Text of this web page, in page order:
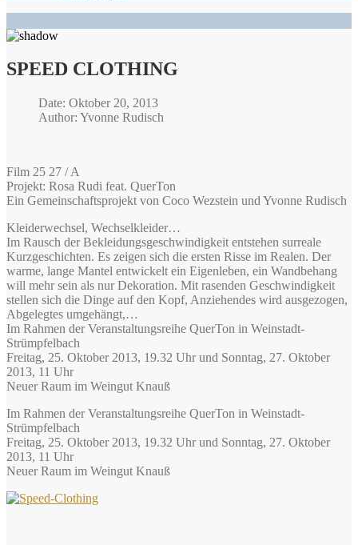
SPEED CLOTHING
Date: Oktober 20, 2013
Author: Yvonne Rudisch
Film 25 27 / A
Projekt: Rosa Rudi feat. QuerTon
Ein Gemeinschaftsprojekt von Coco Wezstein und Yvonne Rudisch
Kleiderwechsel, Wechselkleider…
Im Rausch der Bekleidungsgeschwindigkeit entstehen surreale
Kurzgeschichten. Es zeigen sich die ersten Risse im Realen. Der
warme, lange Mantel entwickelt ein Eigenleben, ein Wandbehang
will mehr sein als nur Dekoration. Mit rasenden Geschwindigkeit
stellen sich die Dinge auf den Kopf, Anziehendes wird ausgezogen,
Abgelegtes umgehängt,…
Im Rahmen der Veranstaltungsreihe QuerTon in Weinstadt-
Strümpfelbach
Freitag, 25. Oktober 2013, 19.32 Uhr und Sonntag, 27. Oktober
2013, 11 Uhr
Neuer Raum im Weingut Knauß
Im Rahmen der Veranstaltungsreihe QuerTon in Weinstadt-
Strümpfelbach
Freitag, 25. Oktober 2013, 19.32 Uhr und Sonntag, 27. Oktober
2013, 11 Uhr
Neuer Raum im Weingut Knauß